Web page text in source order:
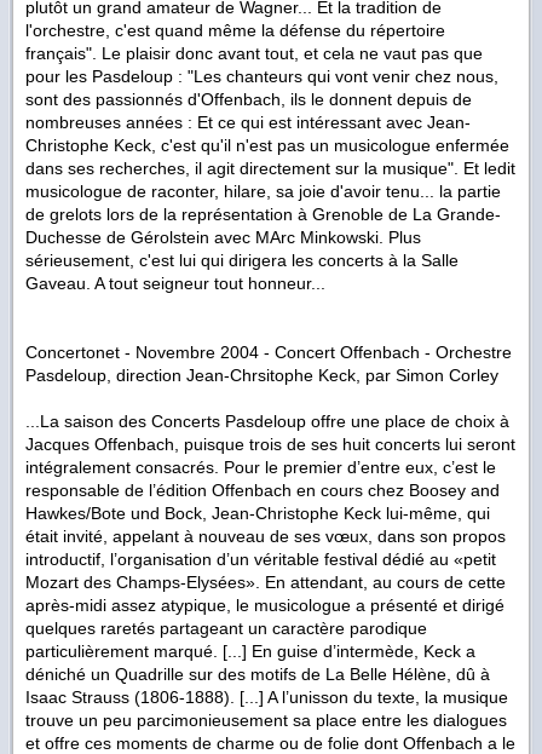
plutôt un grand amateur de Wagner... Et la tradition de
l'orchestre, c'est quand même la défense du répertoire
français". Le plaisir donc avant tout, et cela ne vaut pas que
pour les Pasdeloup : "Les chanteurs qui vont venir chez nous,
sont des passionnés d'Offenbach, ils le donnent depuis de
nombreuses années : Et ce qui est intéressant avec Jean-
Christophe Keck, c'est qu'il n'est pas un musicologue enfermée
dans ses recherches, il agit directement sur la musique". Et ledit
musicologue de raconter, hilare, sa joie d'avoir tenu... la partie
de grelots lors de la représentation à Grenoble de La Grande-
Duchesse de Gérolstein avec MArc Minkowski. Plus
sérieusement, c'est lui qui dirigera les concerts à la Salle
Gaveau. A tout seigneur tout honneur...
Concertonet - Novembre 2004 - Concert Offenbach - Orchestre
Pasdeloup, direction Jean-Chrsitophe Keck, par Simon Corley
...La saison des Concerts Pasdeloup offre une place de choix à
Jacques Offenbach, puisque trois de ses huit concerts lui seront
intégralement consacrés. Pour le premier d’entre eux, c’est le
responsable de l’édition Offenbach en cours chez Boosey and
Hawkes/Bote und Bock, Jean-Christophe Keck lui-même, qui
était invité, appelant à nouveau de ses vœux, dans son propos
introductif, l’organisation d’un véritable festival dédié au «petit
Mozart des Champs-Elysées». En attendant, au cours de cette
après-midi assez atypique, le musicologue a présenté et dirigé
quelques raretés partageant un caractère parodique
particulièrement marqué. [...] En guise d’intermède, Keck a
déniché un Quadrille sur des motifs de La Belle Hélène, dû à
Isaac Strauss (1806-1888). [...] A l’unisson du texte, la musique
trouve un peu parcimonieusement sa place entre les dialogues
et offre ces moments de charme ou de folie dont Offenbach a le